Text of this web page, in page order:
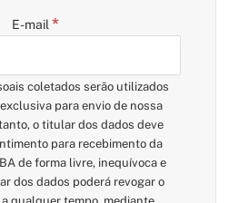
E-mail*
coletados serão utilizados
para envio de nossa
o titular dos dados deve
para recebimento da
de forma livre, inequívoca e
dos dados poderá revogar o